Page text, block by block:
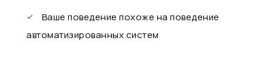
Ваше поведение похоже на поведение
автоматизированных систем